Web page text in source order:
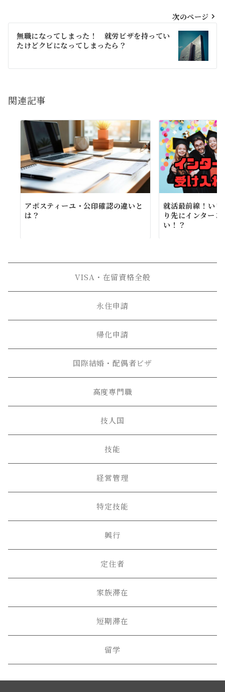
稿
ナ
ビ
ー
次のページ
無職になってしまった！ 就労ビザを持ってい
たけどクビになってしまったら？
関連記事
アポスティーユ・公印確認の違いと
は？
就活最前線！い
り先にインター
い！？
VISA・在留資格全般
永住申請
帰化申請
国際結婚・配偶者ビザ
高度専門職
技人国
技能
経営管理
特定技能
興行
定住者
家族滞在
短期滞在
留学